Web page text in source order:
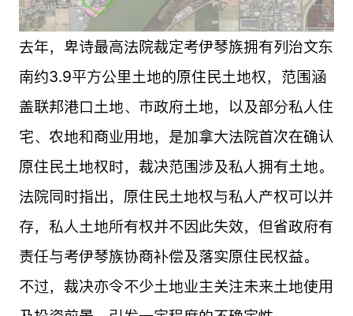
去年，卑诗最高法院裁定考伊琴族拥有列治文东
南约3.9平方公里土地的原住民土地权，范围涵
盖联邦港口土地、市政府土地，以及部分私人住
宅、农地和商业用地，是加拿大法院首次在确认
原住民土地权时，裁决范围涉及私人拥有土地。
法院同时指出，原住民土地权与私人产权可以并
存，私人土地所有权并不因此失效，但省政府有
责任与考伊琴族协商补偿及落实原住民权益。
不过，裁决亦令不少土地业主关注未来土地使用